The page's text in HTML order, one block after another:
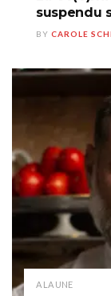
suspendu
BY CAROLE
A LA UNE